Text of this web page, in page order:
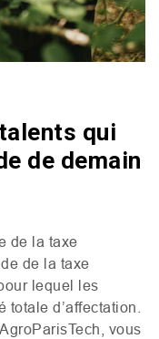
qui
de demain
de la taxe
de la taxe
lequel les
d’affectation.
vous